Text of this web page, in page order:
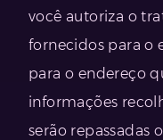
você autoriza o
fornecidos para o
para o endereço
informações
serão repassadas